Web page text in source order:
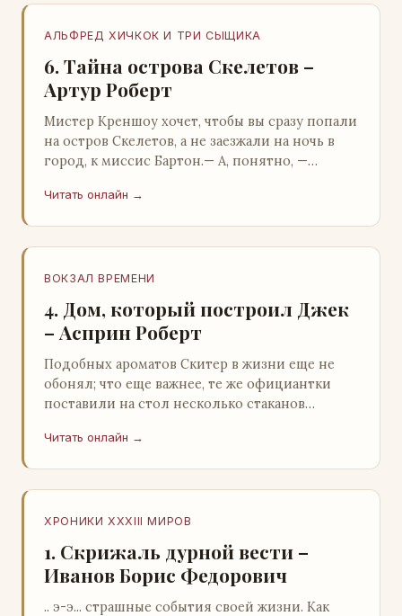
АЛЬФРЕД ХИЧКОК И ТРИ СЫЩИКА
6. Тайна острова Скелетов –
Артур Роберт
Мистер Креншоу хочет, чтобы вы сразу попали
на остров Скелетов, а не заезжали на ночь в
город, к миссис Бартон.— А, понятно, —
«кризис»…
Читать онлайн →
ВОКЗАЛ ВРЕМЕНИ
4. Дом, который построил Джек
– Асприн Роберт
Подобных ароматов Скитер в жизни еще не
обонял; что еще важнее, те же официантки
поставили на стол несколько стаканов
Скитер опрокин…
Читать онлайн →
ХРОНИКИ XXXIII МИРОВ
1. Скрижаль дурной вести –
Иванов Борис Федорович
.. э-э... страшные события своей жизни. Как